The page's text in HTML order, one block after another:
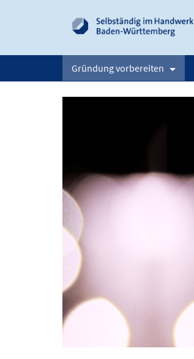
Gründung vorbereiten